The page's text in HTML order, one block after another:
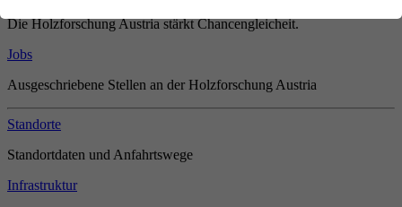
Die Holzforschung Austria stärkt Chancengleicheit.
Jobs
Ausgeschriebene Stellen an der Holzforschung Austria
Standorte
Standortdaten und Anfahrtswege
Infrastruktur